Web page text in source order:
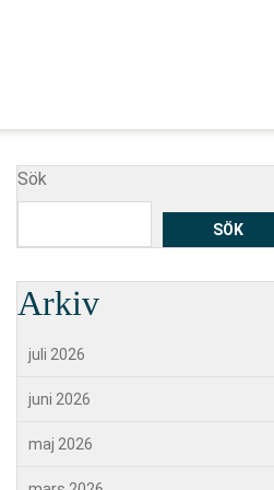
Sök
SÖK
Arkiv
juli 2026
juni 2026
maj 2026